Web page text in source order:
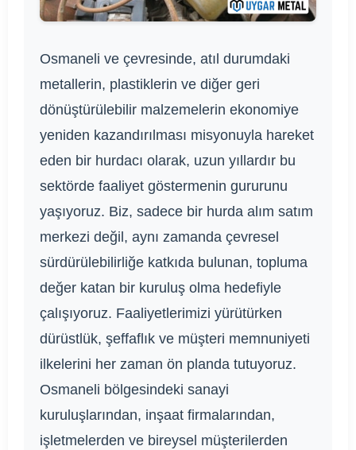
Osmaneli ve çevresinde, atıl durumdaki
metallerin, plastiklerin ve diğer geri
dönüştürülebilir malzemelerin ekonomiye
yeniden kazandırılması misyonuyla hareket
eden bir hurdacı olarak, uzun yıllardır bu
sektörde faaliyet göstermenin gururunu
yaşıyoruz. Biz, sadece bir hurda alım satım
merkezi değil, aynı zamanda çevresel
sürdürülebilirliğe katkıda bulunan, topluma
değer katan bir kuruluş olma hedefiyle
çalışıyoruz. Faaliyetlerimizi yürütürken
dürüstlük, şeffaflık ve müşteri memnuniyeti
ilkelerini her zaman ön planda tutuyoruz.
Osmaneli bölgesindeki sanayi
kuruluşlarından, inşaat firmalarından,
işletmelerden ve bireysel müşterilerden